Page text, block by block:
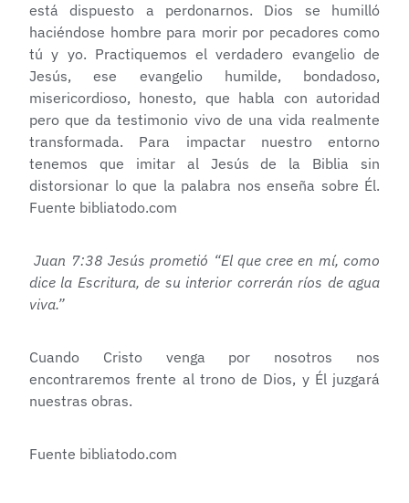
está dispuesto a perdonarnos. Dios se humilló
haciéndose hombre para morir por pecadores como
tú y yo. Practiquemos el verdadero evangelio de
Jesús, ese evangelio humilde, bondadoso,
misericordioso, honesto, que habla con autoridad
pero que da testimonio vivo de una vida realmente
transformada. Para impactar nuestro entorno
tenemos que imitar al Jesús de la Biblia sin
distorsionar lo que la palabra nos enseña sobre Él.
Fuente bibliatodo.com
Juan 7:38 Jesús prometió “El que cree en mí, como
dice la Escritura, de su interior correrán ríos de agua
viva.”
Cuando Cristo venga por nosotros nos
encontraremos frente al trono de Dios, y Él juzgará
nuestras obras.
Fuente bibliatodo.com